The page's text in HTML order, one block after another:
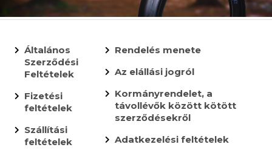
Általános
Szerződési
Feltételek
Fizetési
feltételek
Szállítási
feltételek
Rendelés menete
Az elállási jogról
Kormányrendelet, a
távollévők között kötött
szerződésekről
Adatkezelési feltételek